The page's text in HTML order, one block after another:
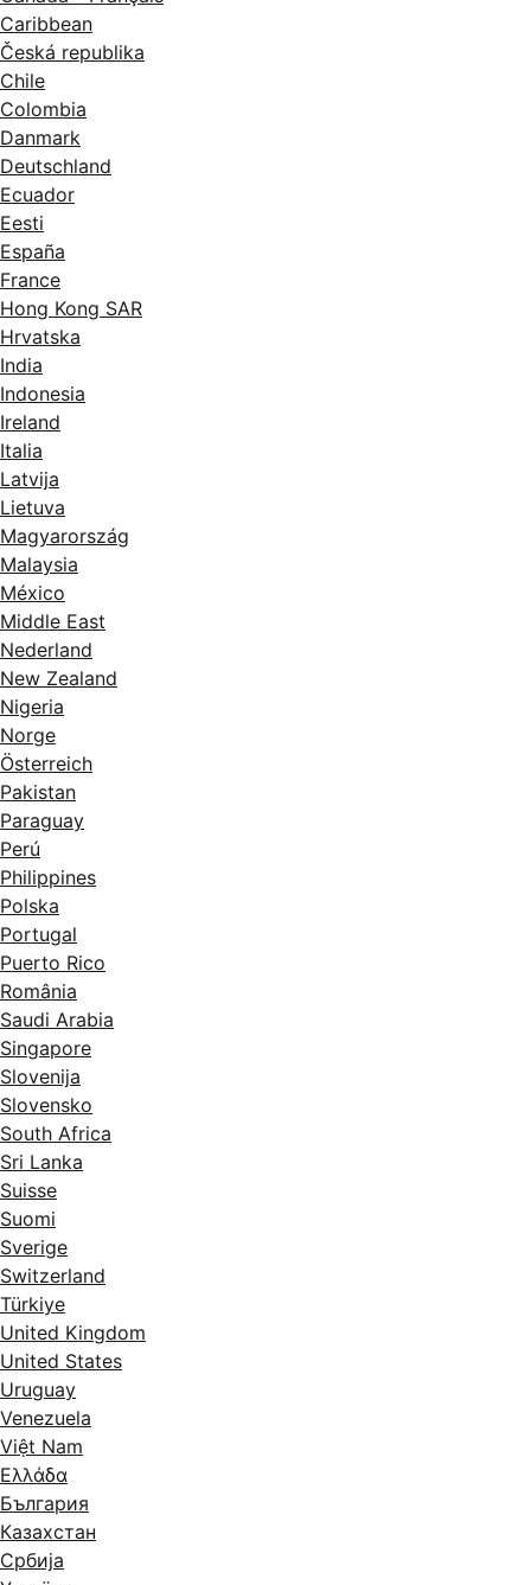
Caribbean
Česká republika
Chile
Colombia
Danmark
Deutschland
Ecuador
Eesti
España
France
Hong Kong SAR
Hrvatska
India
Indonesia
Ireland
Italia
Latvija
Lietuva
Magyarország
Malaysia
México
Middle East
Nederland
New Zealand
Nigeria
Norge
Österreich
Pakistan
Paraguay
Perú
Philippines
Polska
Portugal
Puerto Rico
România
Saudi Arabia
Singapore
Slovenija
Slovensko
South Africa
Sri Lanka
Suisse
Suomi
Sverige
Switzerland
Türkiye
United Kingdom
United States
Uruguay
Venezuela
Việt Nam
Ελλάδα
България
Казахстан
Србија